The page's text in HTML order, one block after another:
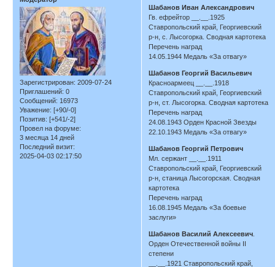
Зарегистрирован: 2009-07-24
Приглашений: 0
Сообщений: 16973
Уважение: [+90/-0]
Позитив: [+541/-2]
Провел на форуме:
3 месяца 14 дней
Последний визит:
2025-04-03 02:17:50
Шабанов Иван Александрович
Гв. ефрейтор __.__.1925
Ставропольский край, Георгиевский
р-н, с. Лысогорка. Сводная картотека
Перечень наград
14.05.1944 Медаль «За отвагу»
Шабанов Георгий Васильевич
Красноармеец __.__.1918
Ставропольский край, Георгиевский
р-н, ст. Лысогорка. Сводная картотека
Перечень наград
24.08.1943 Орден Красной Звезды
22.10.1943 Медаль «За отвагу»
Шабанов Георгий Петрович
Мл. сержант __.__.1911
Ставропольский край, Георгиевский
р-н, станица Лысогорская. Сводная
картотека
Перечень наград
16.08.1945 Медаль «За боевые
заслуги»
Шабанов Василий Алексеевич
Орден Отечественной войны II
степени
__.__.1921 Ставропольский край,